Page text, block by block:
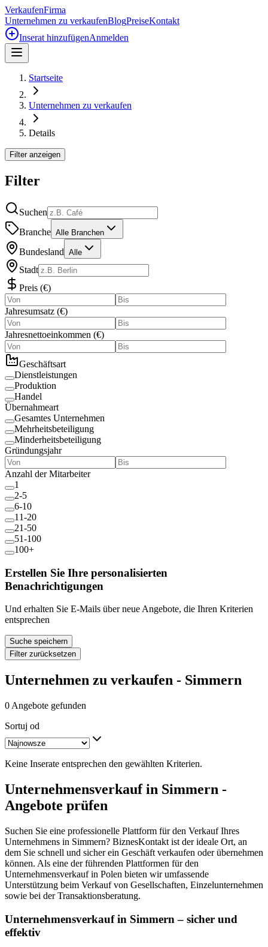
VerkaufenFirma
Unternehmen zu verkaufenBlogPreiseKontakt
Inserat hinzufügenAnmelden
Startseite
Unternehmen zu verkaufen
Details
Filter anzeigen
Filter
Suchen
Branche Alle Branchen
Bundesland Alle
Stadt
Preis (€)
Jahresumsatz (€)
Jahresnettoeinkommen (€)
Geschäftsart
Dienstleistungen
Produktion
Handel
Übernahmeart
Gesamtes Unternehmen
Mehrheitsbeteiligung
Minderheitsbeteiligung
Gründungsjahr
Anzahl der Mitarbeiter
1
2-5
6-10
11-20
21-50
51-100
100+
Erstellen Sie Ihre personalisierten
Benachrichtigungen
Und erhalten Sie E-Mails über neue Angebote, die Ihren Kriterien
entsprechen
Suche speichern
Filter zurücksetzen
Unternehmen zu verkaufen - Simmern
0 Angebote gefunden
Sortuj od
Keine Inserate entsprechen den gewählten Kriterien.
Unternehmensverkauf in Simmern -
Angebote prüfen
Suchen Sie eine professionelle Plattform für den Verkauf Ihres
Unternehmens in Simmern? BiznesKontakt ist der ideale Ort, an
dem Sie schnell und sicher ein Geschäft verkaufen oder übernehmen
können. Als eine der führenden Plattformen für den
Unternehmensverkauf in Polen bieten wir umfassende
Unterstützung beim Verkauf von Gesellschaften, Einzelunternehmen
sowie bei der Transaktionsberatung.
Unternehmensverkauf in Simmern – sicher und
effektiv